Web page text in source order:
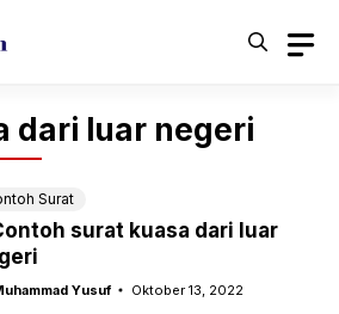
dari luar negeri
Surat
surat kuasa dari luar
Yusuf Oktober 13, 2022